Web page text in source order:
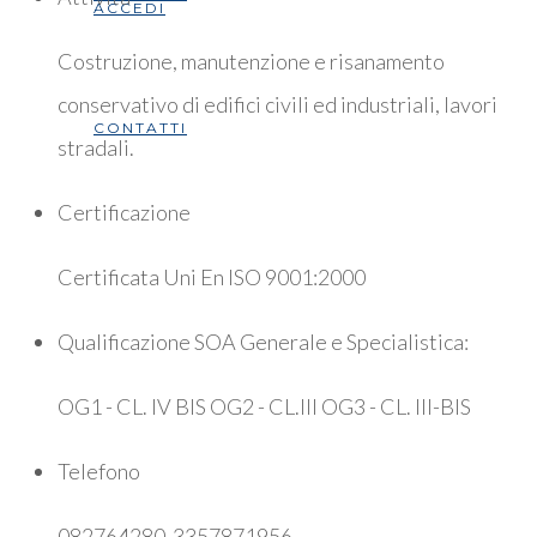
ACCEDI
CONTATTI
Costruzione, manutenzione e risanamento
conservativo di edifici civili ed industriali, lavori
stradali.
Certificazione
Certificata Uni En ISO 9001:2000
Qualificazione SOA Generale e Specialistica:
OG1 - CL. IV BIS OG2 - CL.III OG3 - CL. III-BIS
Telefono